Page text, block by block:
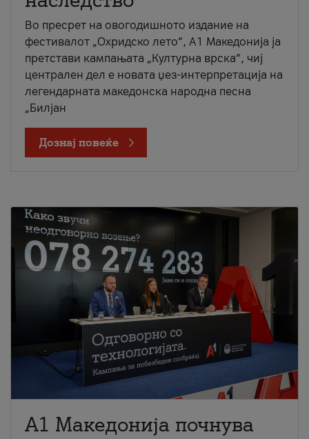
Во пресрет на овогодишното издание на
фестивалот „Охридско лето“, А1 Македонија ја
претстави кампањата „Културна врска“, чиј
централен дел е новата џез-интерпретација на
легендарната македонска народна песна
„Билјан
Дознај повеќе
A1 Македонија почнува